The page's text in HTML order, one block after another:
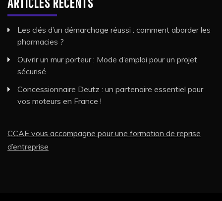
Les clés d’un démarchage réussi : comment aborder les
pharmacies ?
Ouvrir un mur porteur : Mode d’emploi pour un projet
sécurisé
Concessionnaire Deutz : un partenaire essentiel pour
vos moteurs en France !
CCAE vous accompagne pour une formation de reprise
d’entreprise